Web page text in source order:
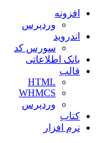
افزونه
وردپرس
اندروید
سورس کد
بانک اطلاعاتی
قالب
HTML
WHMCS
وردپرس
کتاب
نرم افزار